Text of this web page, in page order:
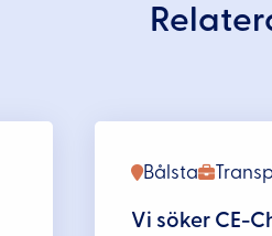
Bålsta
Vi söker CE-